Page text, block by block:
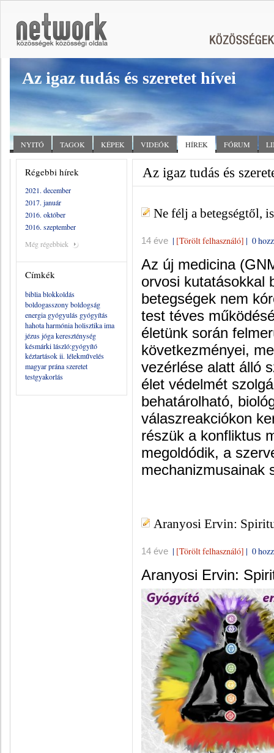
Az igaz tudás és szeretet hívei
NYITÓ TAGOK KÉPEK VIDEÓK HÍREK FÓRUM
Régebbi hírek
2021. december
2017. január
2016. október
2016. szeptember
Még régebbiek
Címkék
bibliablokkoldás
boldogasszonyboldogság
energia gyógyulás gyógyítás
hahotaharmóniaholisztikaima
jézusjógakereszténység
késmárki lászló:gyógyító
kéztartások ii. lélekművelés
magyarpránaszeretet
testgyakorlás
Az igaz tudás és
Ne félj a betegségtől,
14 éve | [Törölt felhasználó] | 0
Az új medicina
orvosi kutatásokkal
betegségek nem
test téves
életünk során
következményei,
vezérlése alatt álló
élet védelmét
behatárolható,
válaszreakciókon
részük a konfliktus
megoldódik, a
mechanizmusainak
Aranyosi Ervin:
14 éve | [Törölt felhasználó] | 0
Aranyosi Ervin: